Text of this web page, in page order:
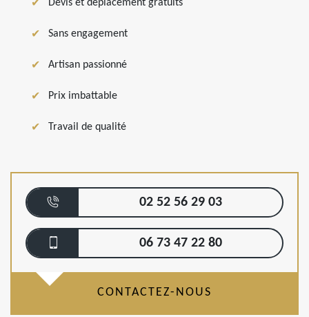
Devis et déplacement gratuits
Sans engagement
Artisan passionné
Prix imbattable
Travail de qualité
02 52 56 29 03
06 73 47 22 80
CONTACTEZ-NOUS